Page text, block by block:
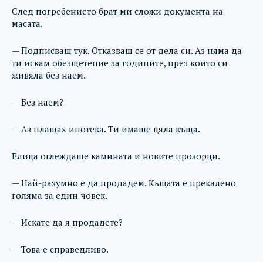
След погребението брат ми сложи документа на
масата.
— Подписваш тук. Отказваш се от дела си. Аз няма да
ти искам обезщетение за годините, през които си
живяла без наем.
— Без наем?
— Аз плащах ипотека. Ти имаше цяла къща.
Елица оглеждаше камината и новите прозорци.
— Най-разумно е да продадем. Къщата е прекалено
голяма за един човек.
— Искате да я продадете?
— Това е справедливо.